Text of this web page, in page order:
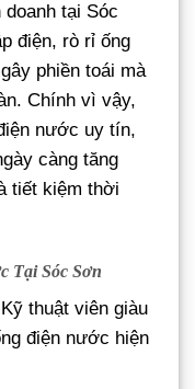
tại Sóc
điện, rò rỉ ống
phiền toái mà
Chính vì vậy,
nước uy tín,
càng tăng
tiết kiệm thời
Tại Sóc Sơn
thuật viên giàu
điện nước hiện